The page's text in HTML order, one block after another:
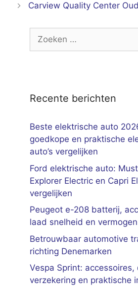
Carview Quality Center
Zoek
Recente berichten
Beste elektrische auto
goedkope en praktische
auto’s vergelijken
Ford elektrische auto:
Explorer Electric en Capri
vergelijken
Peugeot e-208 batterij,
laad snelheid en vermogen
Betrouwbaar automotive
richting Denemarken
Vespa Sprint: accessoires,
verzekering en praktische